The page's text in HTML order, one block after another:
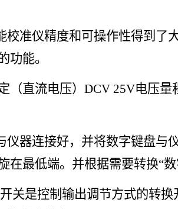
校准仪精度和可操作性得到了
功能。
（直流电压）DCV 25V电压量
仪器连接好，并将数字键盘与
在最低端。并根据需要转换“
关是控制输出调节方式的转